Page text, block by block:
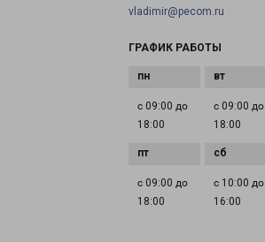
vladimir@pecom.ru
ГРАФИК РАБОТЫ
с 09:00 до
18:00
с 09:00 до
18:00
с 09:00 до
18:00
с 10:00 до
16:00